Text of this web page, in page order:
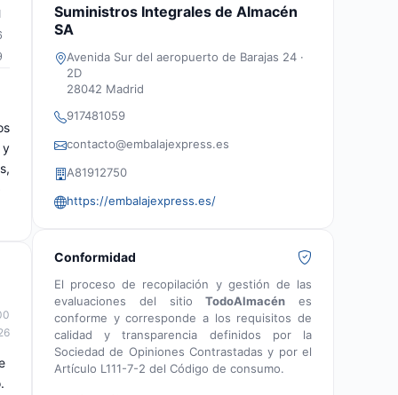
y
Suministros Integrales de Almacén
SA
Avenida Sur del aeropuerto de Barajas 24 ·
2D
28042 Madrid
917481059
contacto@embalajexpress.es
A81912750
https://embalajexpress.es/
Conformidad
El proceso de recopilación y gestión de las
evaluaciones del sitioTodoAlmacén es
conforme y corresponde a los requisitos de
calidad y transparencia definidos por la
Sociedad de Opiniones Contrastadas y por el
Artículo L111-7-2 del Código de consumo.